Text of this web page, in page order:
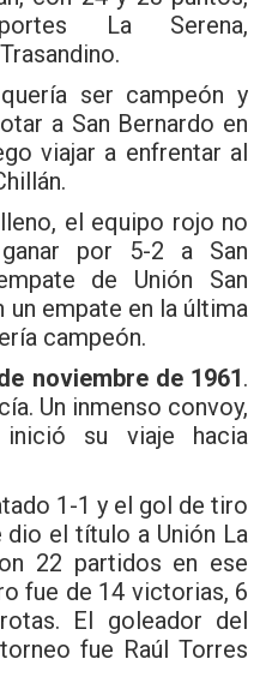
La Serena,
ser campeón y
a San Bernardo en
viajar a enfrentar al
el equipo rojo no
por 5-2 a San
de Unión San
empate en la última
campeón.
noviembre de 1961.
Un inmenso convoy,
su viaje hacia
1-1 y el gol de tiro
el título a Unión La
22 partidos en ese
fue de 14 victorias, 6
El goleador del
fue Raúl Torres